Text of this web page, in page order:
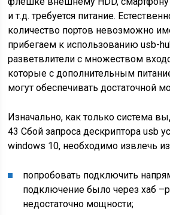
и т.д. требуется питание.
количество портов невозможно
прибегаем к использованию usb-
разветвлители с множеством
которые с дополнительным
могут обеспечивать достаточной
Изначально, как только система
43 Сбой запроса дескриптора usb
windows 10, необходимо извлечь из
попробовать подключить
подключение было через хаб
недостаточно мощности;